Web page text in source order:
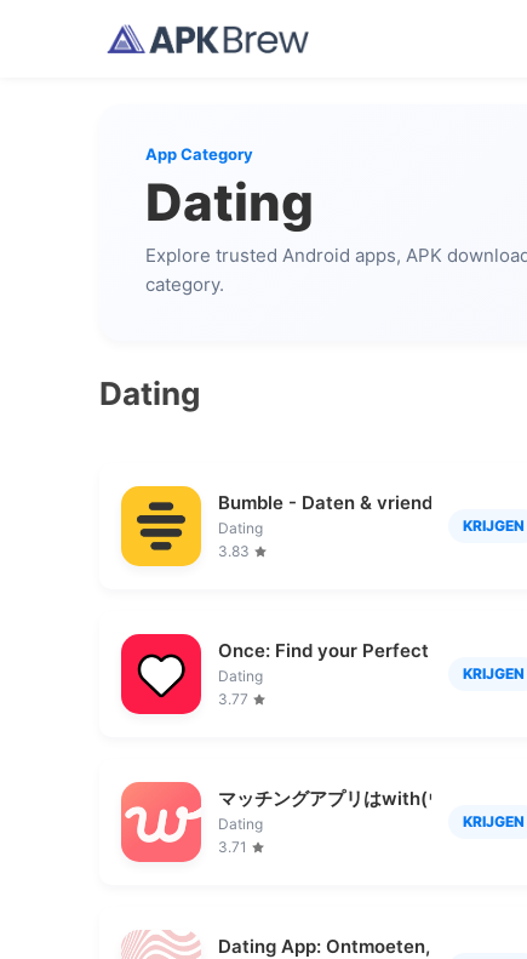
App Category
Dating
Explore trusted Android apps, APK
category.
Dating
Bumble - Daten & vrienden
Dating
3.83
KRIJGEN
Once: Find your Perfect Match
Dating
3.77
KRIJGEN
マッチングアプリはwith(ウィズ) - 出
Dating
3.71
KRIJGEN
Dating App: Ontmoeten, Chatten